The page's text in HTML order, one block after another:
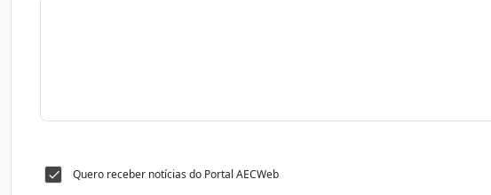
Quero receber notícias do Portal AECWeb